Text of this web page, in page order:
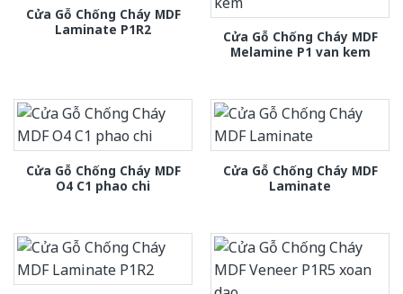
Cửa Gỗ Chống Cháy MDF
Laminate P1R2
Cửa Gỗ Chống Cháy MDF
Melamine P1 van kem
Cửa Gỗ Chống Cháy MDF
O4 C1 phao chi
Cửa Gỗ Chống Cháy MDF
Laminate